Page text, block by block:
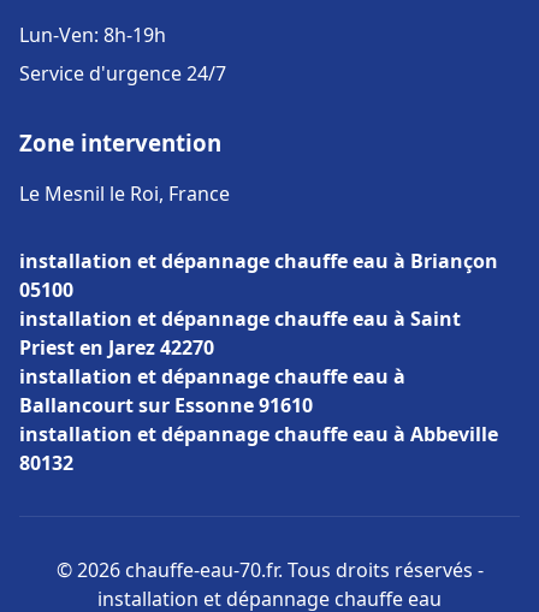
Lun-Ven: 8h-19h
Service d'urgence 24/7
Zone intervention
Le Mesnil le Roi, France
installation et dépannage chauffe eau à Briançon
05100
installation et dépannage chauffe eau à Saint
Priest en Jarez 42270
installation et dépannage chauffe eau à
Ballancourt sur Essonne 91610
installation et dépannage chauffe eau à Abbeville
80132
© 2026 chauffe-eau-70.fr. Tous droits réservés -
installation et dépannage chauffe eau